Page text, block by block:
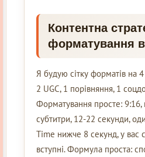
Контентна
форматування
Я будую сітку форматів на
2 UGC, 1 порівняння, 1
Форматування просте: 9:16,
субтитри, 12-22 секунди,
Time нижче 8 секунд, у вас
вступні. Формула проста: